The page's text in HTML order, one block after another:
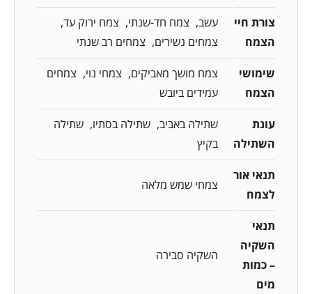
צורת חיי
הצמח
עשב צמח חד-שנתי
צמח ירוק עד
צמחים נשירים
צמחים רב שנתי
שימושי
הצמח
צמח מושך מאביקים צמחי נוי
צמחים
עמידים ביובש
עונת
השתילה
שתילה באביב שתילה בסתיו
שתילה
בקיץ
תנאי אור
לצמח
צמחי שמש מלאה
תנאי
השקיה
– כמות
מים
השקיה סבירה